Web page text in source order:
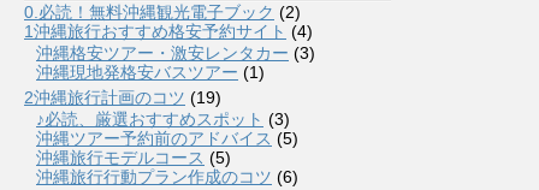
0.必読！無料沖縄観光電子ブック (2)
1沖縄旅行おすすめ格安予約サイト (4)
沖縄格安ツアー・激安レンタカー (3)
沖縄現地発格安バスツアー (1)
2沖縄旅行計画のコツ (19)
♪必読、厳選おすすめスポット (3)
沖縄ツアー予約前のアドバイス (5)
沖縄旅行モデルコース (5)
沖縄旅行行動プラン作成のコツ (6)